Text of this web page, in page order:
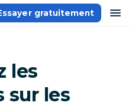
gratuitement
les
sur les